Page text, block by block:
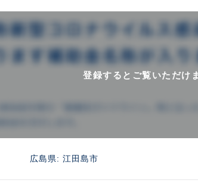
登録するとご覧いただけ
広島県: 江田島市